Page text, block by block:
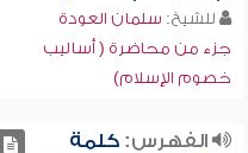
للشيخ: سلمان العودة
جزء من محاضرة ( أساليب
خصوم الإسلام)
الفهرس:كلمة